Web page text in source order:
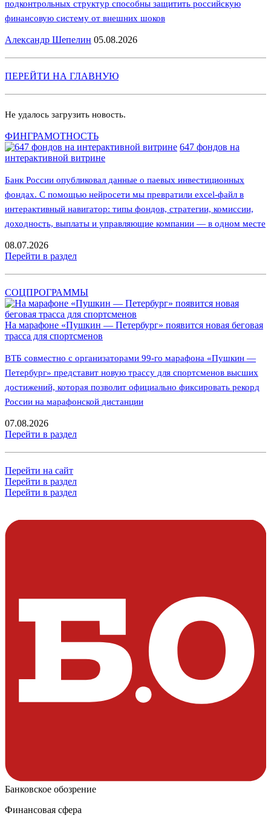
подконтрольных структур способны защитить российскую
финансовую систему от внешних шоков
Александр Шепелин 05.08.2026
ПЕРЕЙТИ НА ГЛАВНУЮ
Не удалось загрузить новость.
ФИНГРАМОТНОСТЬ
647 фондов на
интерактивной витрине
Банк России опубликовал данные о паевых инвестиционных
фондах. С помощью нейросети мы превратили excel-файл в
интерактивный навигатор: типы фондов, стратегии, комиссии,
доходность, выплаты и управляющие компании — в одном месте
08.07.2026
Перейти в раздел
СОЦПРОГРАММЫ
На марафоне «Пушкин — Петербург» появится новая беговая
трасса для спортсменов
ВТБ совместно с организаторами 99-го марафона «Пушкин —
Петербург» представит новую трассу для спортсменов высших
достижений, которая позволит официально фиксировать рекорд
России на марафонской дистанции
07.08.2026
Перейти в раздел
Перейти на сайт
Перейти в раздел
Перейти в раздел
Банковское обозрение
Финансовая сфера